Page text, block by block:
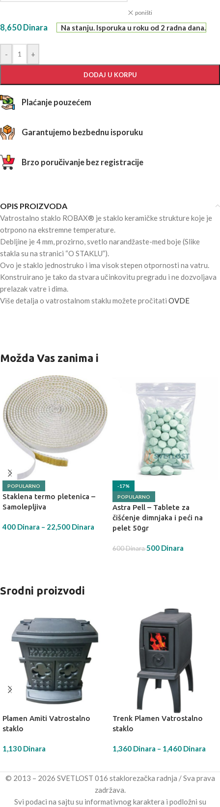
poništi
8,650 Dinara Na stanju. Isporuka u roku od 2 radna dana.
- +
DODAJ U KORPU
Plaćanje pouzećem
Garantujemo bezbednu isporuku
Brzo poručivanje bez registracije
OPIS PROIZVODA
Vatrostalno staklo ROBAX® je staklo keramičke strukture koje je
otrpono na ekstremne temperature.
Debljine je 4 mm, prozirno, svetlo narandžaste-med boje (Slike
stakla su na stranici “O STAKLU”).
Ovo je staklo jednostruko i ima visok stepen otpornosti na vatru.
Konstruirano je tako da stvara učinkovitu pregradu i ne dozvoljava
prelazak vatre i dima.
Više detalja o vatrostalnom staklu možete pročitati OVDE
Možda Vas zanima i
POPULARNO
Staklena termo pletenica –
Samolepljiva
400 Dinara – 22,500 Dinara
-17%
POPULARNO
Astra Pell – Tablete za
čišćenje dimnjaka i peći na
pelet 50gr
600Dinara500 Dinara
Srodni proizvodi
Plamen Amiti Vatrostalno
staklo
1,130 Dinara
Trenk Plamen Vatrostalno
staklo
1,360 Dinara – 1,460 Dinara
© 2013 – 2026 SVETLOST 016 staklorezačka radnja / Sva prava
zadržava.
Svi podaci na sajtu su informativnog karaktera i podložni su